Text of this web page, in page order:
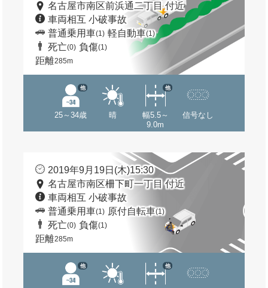
名古屋市南区前浜通二丁目 付近
車両相互 小破事故
普通乗用車(1) 軽自動車(1)
死亡(0) 負傷(1)
距離285m
25～34歳
他
晴
幅5.5～
9.0m
他
信号なし
2019年9月19日(木)15:30
名古屋市南区柵下町一丁目 付近
車両相互 小破事故
普通乗用車(1) 原付自転車(1)
死亡(0) 負傷(1)
距離285m
他 他